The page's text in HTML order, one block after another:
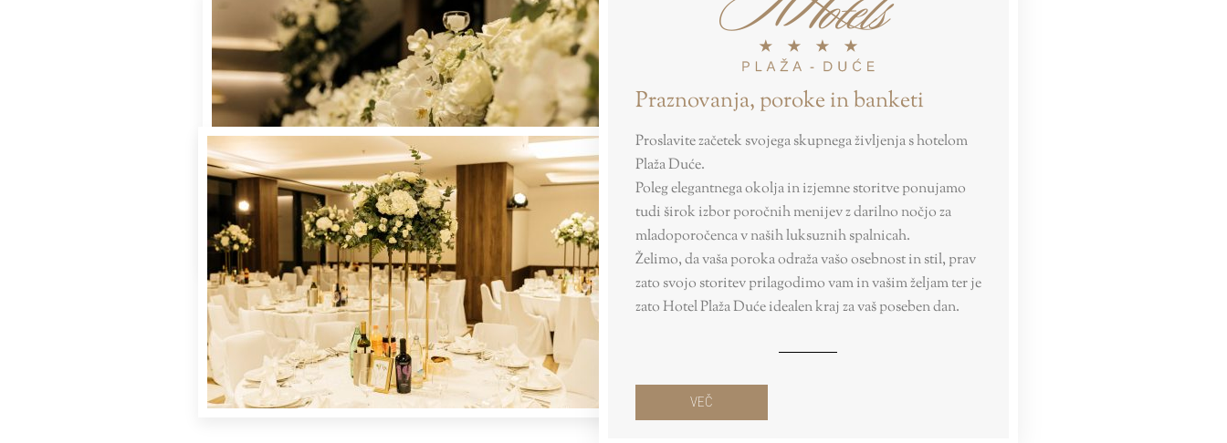
Praznovanja, poroke in banketi
Proslavite začetek svojega skupnega življenja s hotelom
Plaža Duće.
Poleg elegantnega okolja in izjemne storitve ponujamo
tudi širok izbor poročnih menijev z darilno nočjo za
mladoporočenca v naših luksuznih spalnicah.
Želimo, da vaša poroka odraža vašo osebnost in stil, prav
zato svojo storitev prilagodimo vam in vašim željam ter je
zato Hotel Plaža Duće idealen kraj za vaš poseben dan.
VEČ